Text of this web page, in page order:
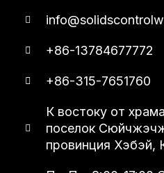
+86-13784677772
+86-315-7651760
К востоку от
поселок
провинция Хэбэй,